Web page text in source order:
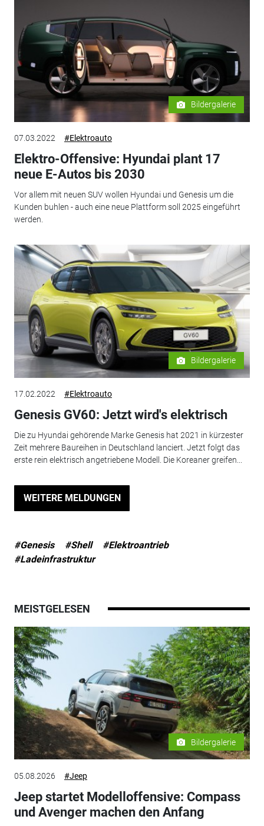
Bildergalerie
07.03.2022 #Elektroauto
Elektro-Offensive: Hyundai plant 17
neue E-Autos bis 2030
Vor allem mit neuen SUV wollen Hyundai und Genesis um die
Kunden buhlen - auch eine neue Plattform soll 2025 eingeführt
werden.
Bildergalerie
17.02.2022 #Elektroauto
Genesis GV60: Jetzt wird's elektrisch
Die zu Hyundai gehörende Marke Genesis hat 2021 in kürzester
Zeit mehrere Baureihen in Deutschland lanciert. Jetzt folgt das
erste rein elektrisch angetriebene Modell. Die Koreaner greifen...
WEITERE MELDUNGEN
#Genesis #Shell
#Elektroantrieb
#Ladeinfrastruktur
MEISTGELESEN
Bildergalerie
05.08.2026 #Jeep
Jeep startet Modelloffensive: Compass
und Avenger machen den Anfang